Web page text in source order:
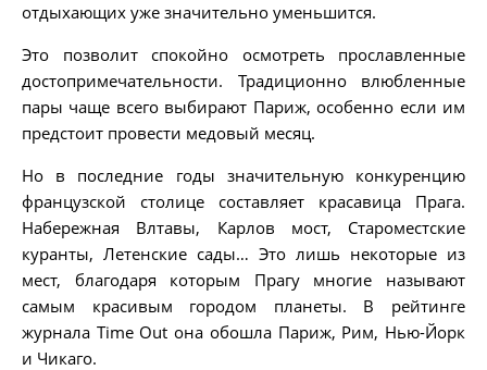
отдыхающих уже значительно уменьшится.
Это позволит спокойно осмотреть прославленные
достопримечательности. Традиционно влюбленные
пары чаще всего выбирают Париж, особенно если им
предстоит провести медовый месяц.
Но в последние годы значительную конкуренцию
французской столице составляет красавица Прага.
Набережная Влтавы, Карлов мост, Староместские
куранты, Летенские сады… Это лишь некоторые из
мест, благодаря которым Прагу многие называют
самым красивым городом планеты. В рейтинге
журнала Time Out она обошла Париж, Рим, Нью-Йорк
и Чикаго.